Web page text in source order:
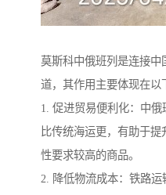
莫斯科中俄班列是连接
道，其作用主要体现在以
1. 促进贸易便利化：中
比传统海运更，有助于
性要求较高的商品。
2. 降低物流成本：铁路运